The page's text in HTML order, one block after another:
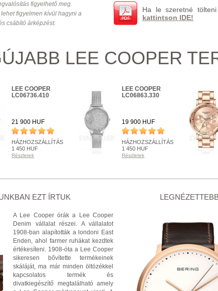
Ha le szeretné
kattintson IDE!
figyelhető meg.
figyelmen kívül hagyni a
csábító árképzést.
LEE COOPER
LEE COOPER
LC06736.410
21 900 HUF
HÁZHOZSZÁLLÍTÁS
1 450 HUF
Részletek
LEE COOPER
LC06863.330
19 900 HUF
HÁZHOZSZÁLLÍTÁS
1 450 HUF
Részletek
EZT ÍRTUK
A Lee Cooper órák a Lee Cooper
Denim vállalat részei. A vállalatot
1908-ban alapították a londoni East
Enden, ahol farmer ruhákat kezdtek
értékesíteni. 1908-óta a Lee Cooper
sikeresen bővítette termékeinek
skáláját, ma már minden öltözékkel
kapcsolatos termék és
divatkiegészítő megtalálható amely
LEGNÉZETTEBB